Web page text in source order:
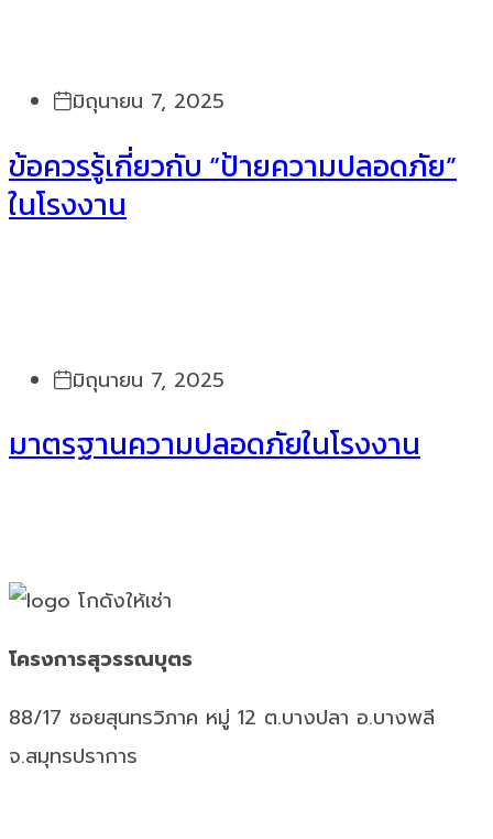
มิถุนายน 7, 2025
ข้อควรรู้เกี่ยวกับ “ป้ายความปลอดภัย”
ในโรงงาน
มิถุนายน 7, 2025
มาตรฐานความปลอดภัยในโรงงาน
โครงการสุวรรณบุตร
88/17 ซอยสุนทรวิภาค หมู่ 12 ต.บางปลา อ.บางพลี
จ.สมุทรปราการ